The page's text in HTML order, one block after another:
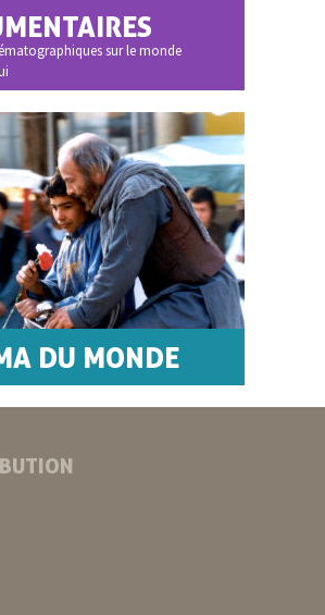
sur le monde
DU MONDE